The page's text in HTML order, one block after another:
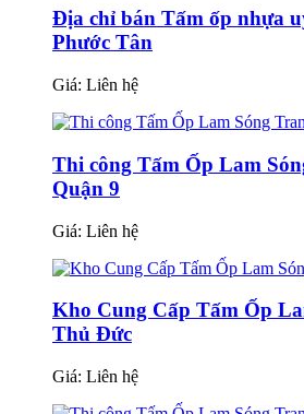
Địa chỉ bán Tấm ốp nhựa
Phước Tân
Giá: Liên hệ
Thi công Tấm Ốp Lam
Quận 9
Giá: Liên hệ
Kho Cung Cấp Tấm Ốp
Thủ Đức
Giá: Liên hệ